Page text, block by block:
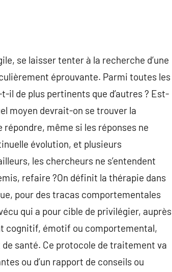
se laisser tenter à la recherche d’une
éprouvante. Parmi toutes les
il de plus pertinents que d’autres ? Est-
moyen devrait-on se trouver la
même si les réponses ne
évolution, et plusieurs
les chercheurs ne s’entendent
refaire ?On définit la thérapie dans
pour des tracas comportementales
qui a pour cible de privilégier, auprès
cognitif, émotif ou comportemental,
santé. Ce protocole de traitement va
ou d’un rapport de conseils ou